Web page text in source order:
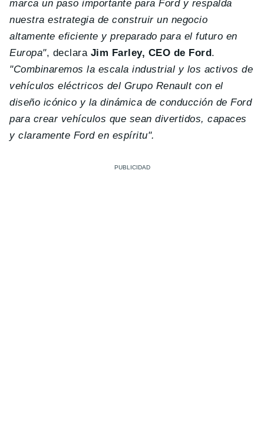
marca un paso importante para Ford y respalda
nuestra estrategia de construir un negocio
altamente eficiente y preparado para el futuro en
Europa", declara Jim Farley, CEO de Ford .
"Combinaremos la escala industrial y los activos de
vehículos eléctricos del Grupo Renault con el
diseño icónico y la dinámica de conducción de Ford
para crear vehículos que sean divertidos, capaces
y claramente Ford en espíritu".